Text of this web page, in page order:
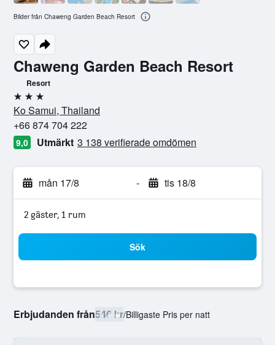
Chaweng Garden Beach Resort
Resort
3 stjärnor
Ko Samui, Thailand
+66 874 704 222
9,0 Utmärkt 3 138 verifierade omdömen
mån 17/8 - tis 18/8
2 gäster, 1 rum
Sök
Erbjudanden från546 kr/Billigaste Pris per natt
Bilder från Chaweng Garden Beach Resort